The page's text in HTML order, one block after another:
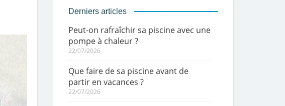
Derniers articles
Peut-on rafraîchir sa piscine avec une
pompe à chaleur ?
22/07/2026
Que faire de sa piscine avant de
partir en vacances ?
22/07/2026